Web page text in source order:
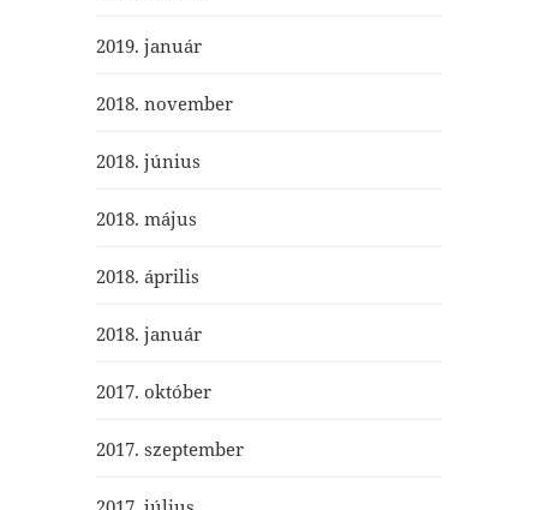
2019. január
2018. november
2018. június
2018. május
2018. április
2018. január
2017. október
2017. szeptember